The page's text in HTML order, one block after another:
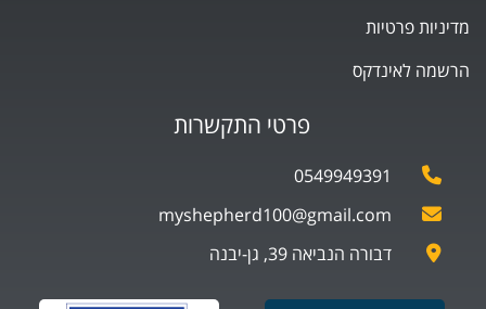
פרטי התקשרות
0549949391
myshepherd100@gmail.com
דבורה הנביאה 39, גן-יבנה
מדיניות פרטיות
הרשמה לאינדקס